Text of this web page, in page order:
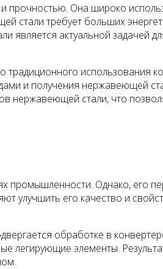
прочностью. Она широко
требует больших
актуальной задачей
использования
и получения нержавеющей
нержавеющей стали, что
промышленности. Однако, его
улучшить его качество и
обработке в
легирующие элементы.